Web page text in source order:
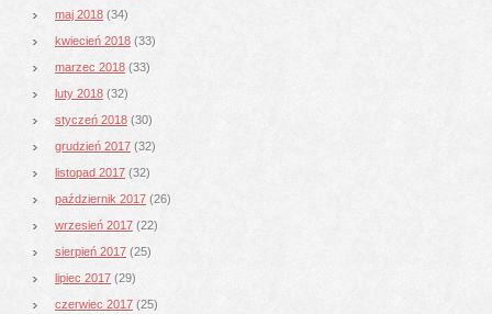
maj 2018 (34)
kwiecień 2018 (33)
marzec 2018 (33)
luty 2018 (32)
styczeń 2018 (30)
grudzień 2017 (32)
listopad 2017 (32)
październik 2017 (26)
wrzesień 2017 (22)
sierpień 2017 (25)
lipiec 2017 (29)
czerwiec 2017 (25)